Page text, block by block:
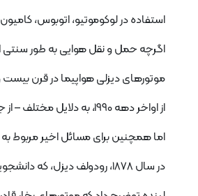
استفاده در لوکوموتیو، اتوبوس،
اگرچه حمل و نقل هوایی به طور سنتی
موتورهای دیزلی هواپیما در قرن
از اواخر دهه 1990، به دلایل مختلف – از جمله مزایای عادی دیزل نسبت به موتورهای بنزینی،
اما همچنین برای مسائل اخیر مربوط
در سال 1878، رودولف دیزل، که دانشجویی در مونیخ بود، در سخنرانی های کارل فون لینده شرکت کرد.